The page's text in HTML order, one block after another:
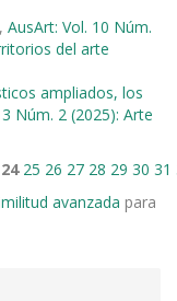
, AusArt: Vol. 10 Núm.
del arte
ampliados, los
Núm. 2 (2025): Arte
24 25 26 27 28 29 30 31
avanzada para